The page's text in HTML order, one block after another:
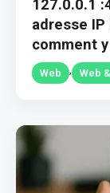
127.0.0.1
adresse
comment
Web Web